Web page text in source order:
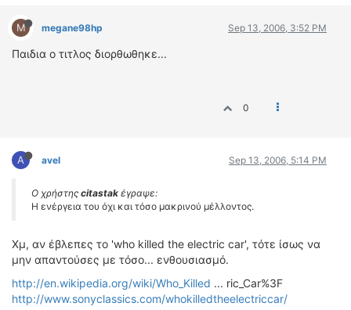
M megane98hp Sep 13, 2006, 3:52 PM
Παιδια ο τιτλος διορθωθηκε...
0
A avel Sep 13, 2006, 5:14 PM
Ο χρήστης citastak έγραψε:
Η ενέργεια του όχι και τόσο μακρινού μέλλοντος.
Χμ, αν έβλεπες το 'who killed the electric car', τότε ίσως να
μην απαντούσες με τόσο... ενθουσιασμό.
http://en.wikipedia.org/wiki/Who_Killed ... ric_Car%3F
http://www.sonyclassics.com/whokilledtheelectriccar/